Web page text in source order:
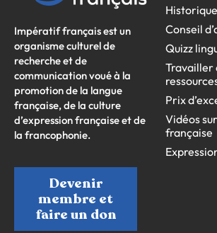
Impératif français est un
organisme culturel de
recherche et de
communication voué à la
promotion de la langue
française, de la culture
d’expression française et de
la francophonie.
Devenir
membre et
faire un don
Historique
Conseil
Quizz
Travailler
Prix
Vidéos
française